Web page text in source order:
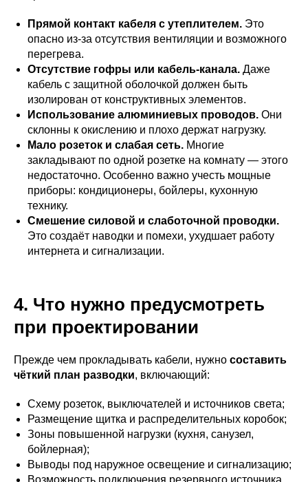
Прямой контакт кабеля с утеплителем. Это
опасно из-за отсутствия вентиляции и возможного
перегрева.
Отсутствие гофры или кабель-канала. Даже
кабель с защитной оболочкой должен быть
изолирован от конструктивных элементов.
Использование алюминиевых проводов. Они
склонны к окислению и плохо держат нагрузку.
Мало розеток и слабая сеть. Многие
закладывают по одной розетке на комнату — этого
недостаточно. Особенно важно учесть мощные
приборы: кондиционеры, бойлеры, кухонную
технику.
Смешение силовой и слаботочной проводки.
Это создаёт наводки и помехи, ухудшает работу
интернета и сигнализации.
4. Что нужно предусмотреть
при проектировании
Прежде чем прокладывать кабели, нужно составить
чёткий план разводки, включающий:
Схему розеток, выключателей и источников света;
Размещение щитка и распределительных коробок;
Зоны повышенной нагрузки (кухня, санузел,
бойлерная);
Выводы под наружное освещение и сигнализацию;